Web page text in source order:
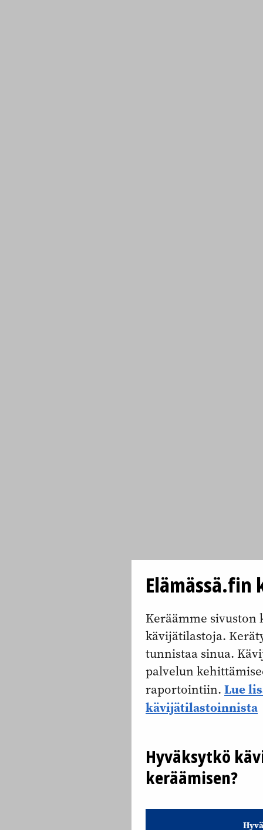
Keräämme sivuston
kävijätilastoja.
tunnistaa sinua.
palvelun
raportointiin. Lue
kävijätilastoinnista
Hyväksytkö
keräämisen?